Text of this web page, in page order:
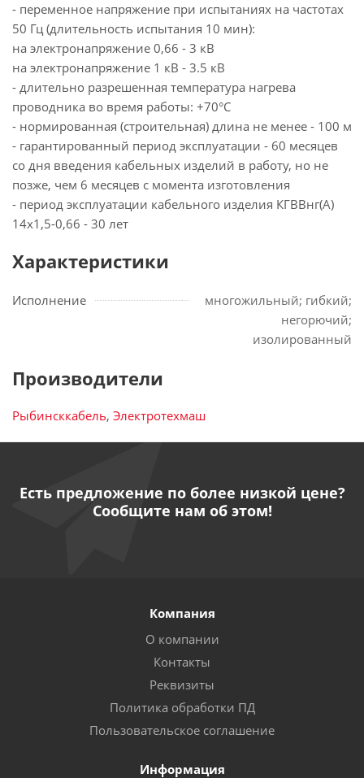
- переменное напряжение при испытаниях на частотах
50 Гц (длительность испытания 10 мин):
на электронапряжение 0,66 - 3 кВ
на электронапряжение 1 кВ - 3.5 кВ
- длительно разрешенная температура нагрева
проводника во время работы: +70°С
- нормированная (строительная) длина не менее - 100 м
- гарантированный период эксплуатации - 60 месяцев
со дня введения кабельных изделий в работу, но не
позже, чем 6 месяцев с момента изготовления
- период эксплуатации кабельного изделия КГВВнг(А)
14х1,5-0,66 - 30 лет
Характеристики
Исполнение
многожильный; гибкий;
негорючий;
изолированный
Производители
Рыбинсккабель, Электротехмаш
Есть предложение по более низкой цене?
Сообщите нам об этом!
Компания
О компании
Контакты
Реквизиты
Политика обработки ПД
Пользовательское соглашение
Информация